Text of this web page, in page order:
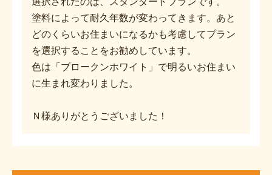
塗料によって耐久年数が変わってきます。あと
どのくらいお住まいになるかも考慮してプラン
を選択することをお勧めしています。
色は「ブロークンホワイト」で明るいお住まい
に生まれ変わりました。
Ｎ様ありがとうございました！